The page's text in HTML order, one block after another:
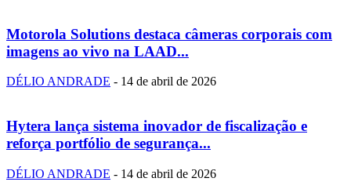
Motorola Solutions destaca câmeras corporais com
imagens ao vivo na LAAD...
DÉLIO ANDRADE - 14 de abril de 2026
Hytera lança sistema inovador de fiscalização e
reforça portfólio de segurança...
DÉLIO ANDRADE - 14 de abril de 2026